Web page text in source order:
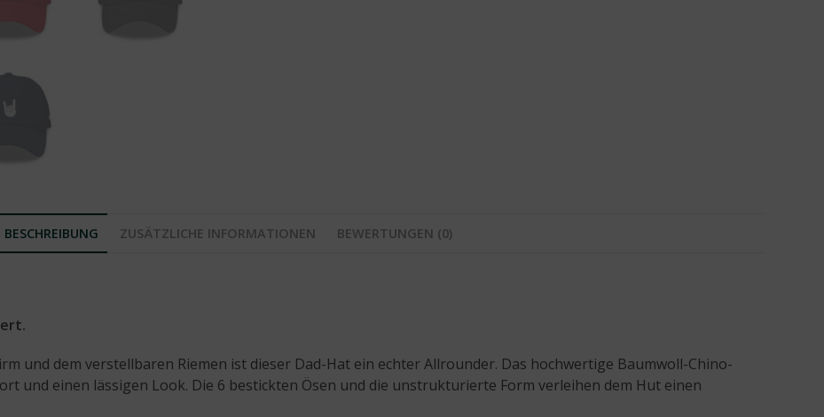
BESCHREIBUNG ZUSÄTZLICHE INFORMATIONEN BEWERTUNGEN (0)
und dem verstellbaren Riemen ist dieser Dad-Hat ein echter Allrounder. Das hochwertige Baumwoll-Chino-
und einen lässigen Look. Die 6 bestickten Ösen und die unstrukturierte Form verleihen dem Hut einen